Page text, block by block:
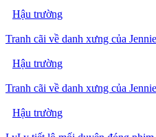
Hậu trường
Tranh cãi về danh xưng của
Hậu trường
Tranh cãi về danh xưng của
Hậu trường